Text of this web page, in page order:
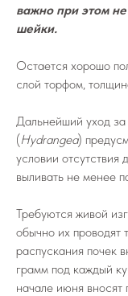
важно при этом не
шейки.
Остается хорошо
слой торфом,
Дальнейший уход
(Hydrangea)
условии
выливать не менее
Требуются живой
обычно их проводят
распускания почек
грамм под каждый
начале июня вносят